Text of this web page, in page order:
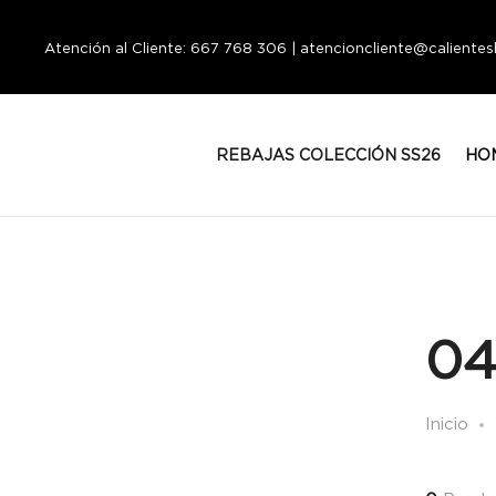
Atención al Cliente: 667 768 306 |
REBAJAS COLECCIÓN SS26
Inicio